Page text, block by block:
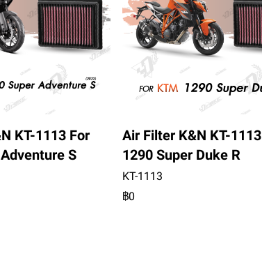
KT-1113 For
S
Air Filter K&N KT-
1290 Super Duke R
KT-1113
฿0